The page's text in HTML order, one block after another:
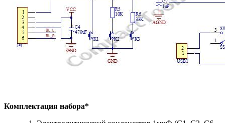
Комплектация набора*